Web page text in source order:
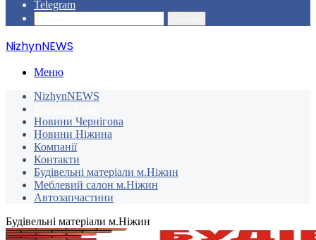
Telegram
NizhynNEWS
Меню
NizhynNEWS
Новини Чернігова
Новини Ніжина
Компанії
Контакти
Будівельні матеріали м.Ніжин
Меблевий салон м.Ніжин
Автозапчастини
Будівельні матеріали м.Ніжин